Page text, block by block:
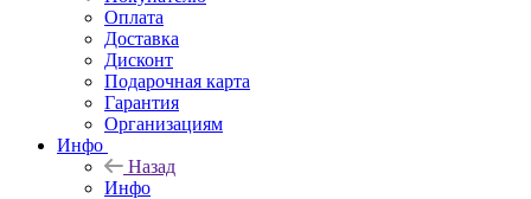
Оплата
Доставка
Дисконт
Подарочная карта
Гарантия
Организациям
Инфо
Назад
Инфо